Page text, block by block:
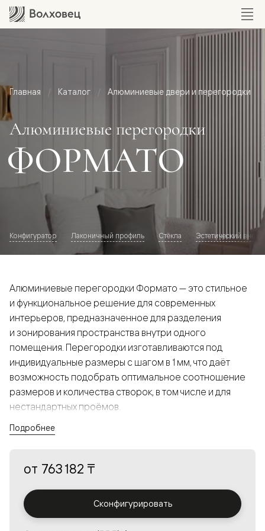
Главная Каталог Алюминиевые двери и перегородки
Алюминиевые перегородки
ФОРМАТО
Конфигуратор Лаконичный профиль Стёкла Эстетический
Алюминиевые перегородки Формато — это стильное
и функциональное решение для современных
интерьеров, предназначенное для разделения
и зонирования пространства внутри одного
помещения. Перегородки изготавливаются под
индивидуальные размеры с шагом в 1 мм, что даёт
возможность подобрать оптимальное соотношение
размеров и количества створок, в том числе и для
нестандартных проёмов.
а большой выбор вставок из стекла с различными
решения в интерьере и варьировать освещённость.
Подробнее
от 763 182 ₸
Сконфигурировать